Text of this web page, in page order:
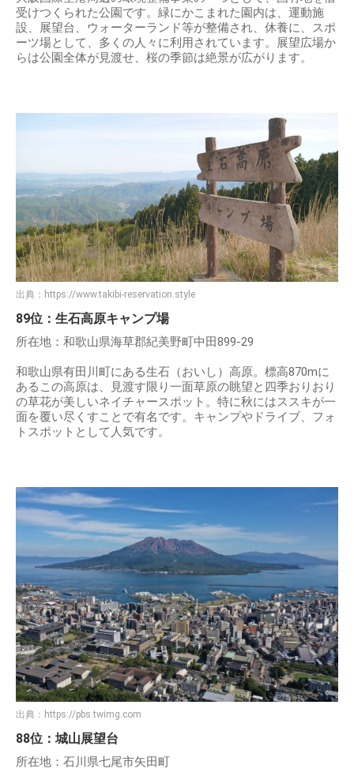
受けつくられた公園です。緑にかこまれた園内は、運動施
設、展望台、ウォーターランド等が整備され、休養に、スポ
ーツ場として、多くの人々に利用されています。展望広場か
らは公園全体が見渡せ、桜の季節は絶景が広がります。
出典： https://www.takibi-reservation.style
89位：生石高原キャンプ場
所在地：和歌山県海草郡紀美野町中田899-29
和歌山県有田川町にある生石（おいし）高原。標高870mに
あるこの高原は、見渡す限り一面草原の眺望と四季おりおり
の草花が美しいネイチャースポット。特に秋にはススキが一
面を覆い尽くすことで有名です。キャンプやドライブ、フォ
トスポットとして人気です。
出典： https://pbs.twimg.com
88位：城山展望台
所在地：石川県七尾市矢田町